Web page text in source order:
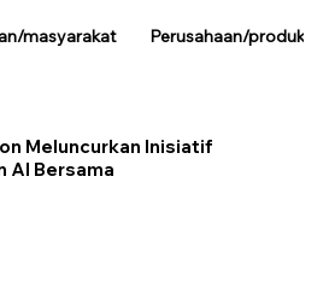
Meluncurkan Inisiatif
AI Bersama
masyarakat Perusahaan/produk/